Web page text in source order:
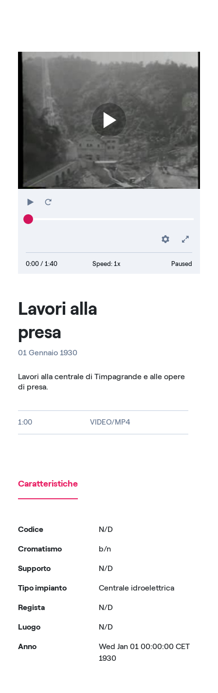
Play
0:00 / 1:40 Speed: 1x Paused
Lavori alla
presa
01 Gennaio 1930
Lavori alla centrale di Timpagrande e alle opere
di presa.
1:00 VIDEO/MP4
Caratteristiche
Codice
Cromatismo
Supporto
Tipo impianto
N/D
b/n
N/D
Centrale idroelettrica
Regista
Luogo
Anno
N/D
N/D
Wed Jan 01 00:00:00 CET
1930